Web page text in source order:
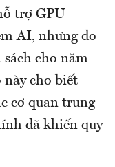
trợ GPU
AI, nhưng do
cho năm
này cho biết
cơ quan trung
đã khiến quy